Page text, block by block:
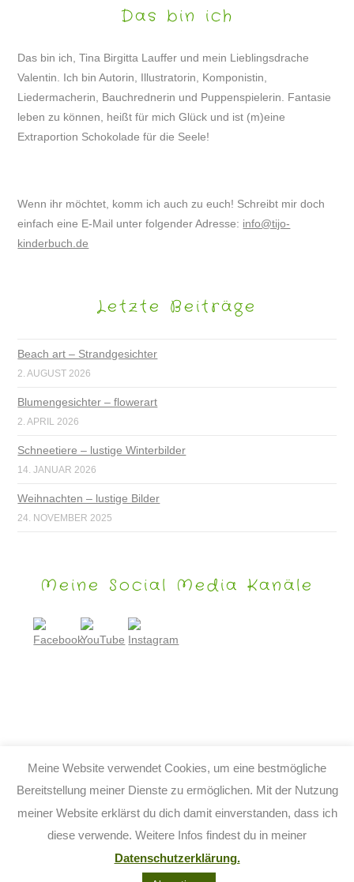
Das bin ich
Das bin ich, Tina Birgitta Lauffer und mein Lieblingsdrache
Valentin. Ich bin Autorin, Illustratorin, Komponistin,
Liedermacherin, Bauchrednerin und Puppenspielerin. Fantasie
leben zu können, heißt für mich Glück und ist (m)eine
Extraportion Schokolade für die Seele!
Wenn ihr möchtet, komm ich auch zu euch! Schreibt mir doch
einfach eine E-Mail unter folgender Adresse: info@tijo-
kinderbuch.de
Letzte Beiträge
Beach art – Strandgesichter
2. AUGUST 2026
Blumengesichter – flowerart
2. APRIL 2026
Schneetiere – lustige Winterbilder
14. JANUAR 2026
Weihnachten – lustige Bilder
24. NOVEMBER 2025
Meine Social Media Kanäle
Meine Website verwendet Cookies, um eine bestmögliche
Bereitstellung meiner Dienste zu ermöglichen. Mit der Nutzung
meiner Website erklärst du dich damit einverstanden, dass ich
diese verwende. Weitere Infos findest du in meiner
Datenschutzerklärung.